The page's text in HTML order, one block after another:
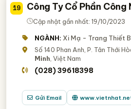
19 Công Ty Cổ Phần Công
Cập nhật gần nhất: 19/10/2023
NGÀNH: Xi Mạ - Trang Thiết
Số 140 Phan Anh, P. Tân Thới
Minh , Việt Nam
(028) 39618398
Gửi Email